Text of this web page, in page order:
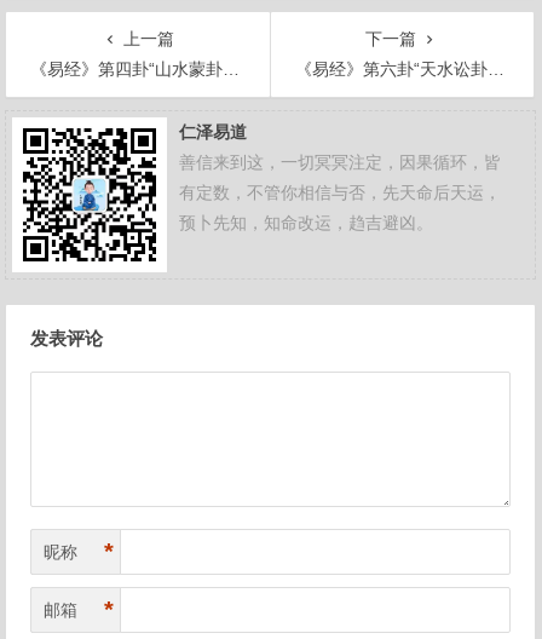
上一篇
《易经》第四卦“山水蒙卦”解析
下一篇
《易经》第六卦“天水讼卦”解析
仁泽易道
善信来到这，一切冥冥注定，因果循环，皆
有定数，不管你相信与否，先天命后天运，
预卜先知，知命改运，趋吉避凶。
发表评论
昵称 *
邮箱 *